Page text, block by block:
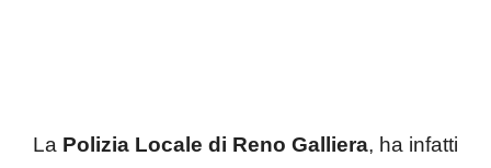
La Polizia Locale di Reno Galliera, ha infatti